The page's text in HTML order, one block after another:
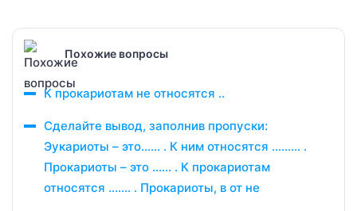
Похожие вопросы
К прокариотам не относятся ..
Сделайте вывод, заполнив пропуски:
Эукариоты – это…… . К ним относятся ……… .
Прокариоты – это …… . К прокариотам
относятся ……. . Прокариоты, в от не